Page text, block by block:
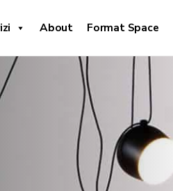
About Format Space